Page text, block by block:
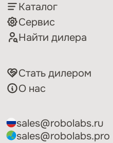
Каталог
Сервис
Найти дилера
Стать дилером
О нас
sales@robolabs.ru
sales@robolabs.pro